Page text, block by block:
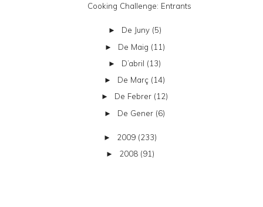
Cooking Challenge: Entrants
► De Juny (5)
► De Maig (11)
► D’abril (13)
► De Març (14)
► De Febrer (12)
► De Gener (6)
► 2009 (233)
► 2008 (91)